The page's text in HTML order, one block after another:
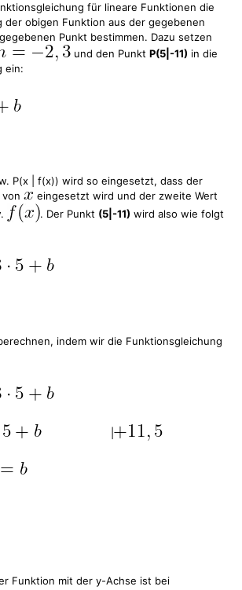
für lineare Funktionen die
der obigen Funktion aus der gegebenen
Punkt bestimmen. Dazu setzen
und den Punkt P(5|-11) in die
ein:
P(x | f(x)) wird so eingesetzt, dass der
eingesetzt wird und der zweite Wert
. Der Punkt (5|-11) wird also wie folgt
indem wir die Funktionsgleichung
Funktion mit der y-Achse ist bei